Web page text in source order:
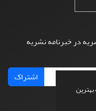
در خبرنامه نشریه
اشتراک